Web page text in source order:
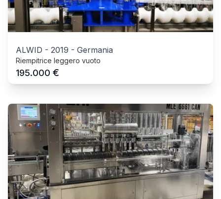
ALWID - 2019 - Germania
Riempitrice leggero vuoto
195.000 €